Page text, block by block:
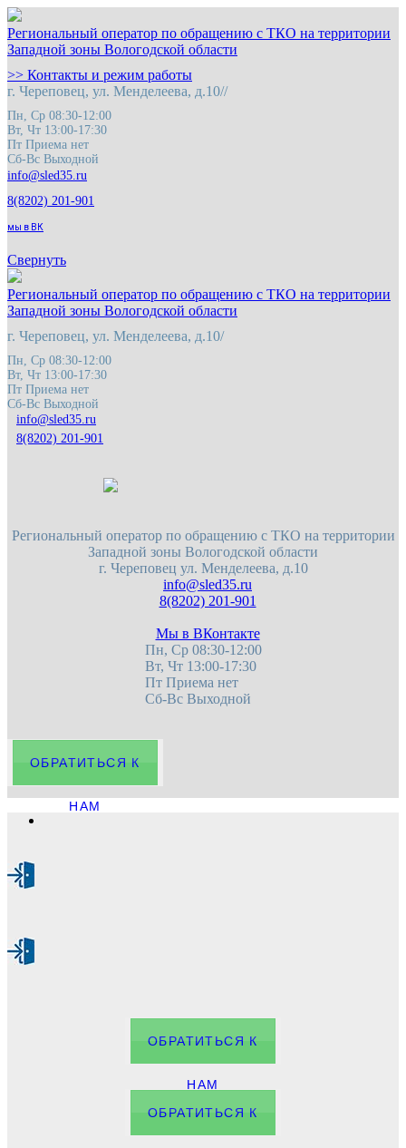
Региональный оператор по обращению с ТКО на территории
Западной зоны Вологодской области
>> Контакты и режим работы
г. Череповец, ул. Менделеева, д.10//
Пн, Ср 08:30-12:00
Вт, Чт 13:00-17:30
Пт Приема нет
Сб-Вс Выходной
8(8202) 201-901
мы в ВК
Свернуть
Региональный оператор по обращению с ТКО на территории
Западной зоны Вологодской области
г. Череповец, ул. Менделеева, д.10/
Пн, Ср 08:30-12:00
Вт, Чт 13:00-17:30
Пт Приема нет
Сб-Вс Выходной
8(8202) 201-901
Региональный оператор по обращению с ТКО на территории
Западной зоны Вологодской области
г. Череповец ул. Менделеева, д.10
8(8202) 201-901
Мы в ВКонтакте
Пн, Ср 08:30-12:00
Вт, Чт 13:00-17:30
Пт Приема нет
Сб-Вс Выходной
ОБРАТИТЬСЯ К
НАМ
ОБРАТИТЬСЯ К
НАМ
ОБРАТИТЬСЯ К